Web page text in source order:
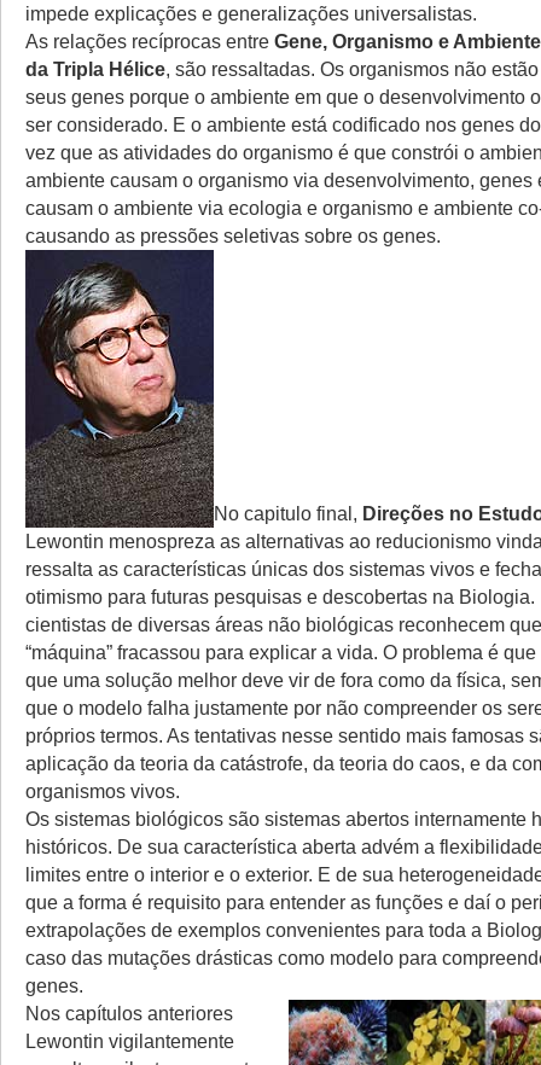
impede explicações e generalizações universalistas.
As relações recíprocas entre Gene, Organismo e Ambiente
da Tripla Hélice , são ressaltadas. Os organismos não
seus genes porque o ambiente em que o desenvolvimento
ser considerado. E o ambiente está codificado nos genes
vez que as atividades do organismo é que constrói o
ambiente causam o organismo via desenvolvimento, genes
causam o ambiente via ecologia e organismo e ambiente
causando as pressões seletivas sobre os genes.
No capitulo final, Direções no
Lewontin menospreza as alternativas ao reducionismo
ressalta as características únicas dos sistemas vivos e
otimismo para futuras pesquisas e descobertas na
cientistas de diversas áreas não biológicas reconhecem
“máquina” fracassou para explicar a vida. O problema é
que uma solução melhor deve vir de fora como da física,
que o modelo falha justamente por não compreender os
próprios termos. As tentativas nesse sentido mais famosas
aplicação da teoria da catástrofe, da teoria do caos, e da
organismos vivos.
Os sistemas biológicos são sistemas abertos internamente
históricos. De sua característica aberta advém a
limites entre o interior e o exterior. E de sua
que a forma é requisito para entender as funções e daí o
extrapolações de exemplos convenientes para toda a
caso das mutações drásticas como modelo para
genes.
Nos capítulos anteriores
Lewontin vigilantemente